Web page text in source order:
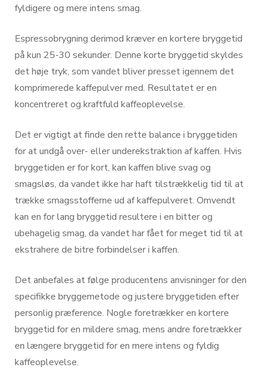
fyldigere og mere intens smag.
Espressobrygning derimod kræver en kortere bryggetid
på kun 25-30 sekunder. Denne korte bryggetid skyldes
det høje tryk, som vandet bliver presset igennem det
komprimerede kaffepulver med. Resultatet er en
koncentreret og kraftfuld kaffeoplevelse.
Det er vigtigt at finde den rette balance i bryggetiden
for at undgå over- eller underekstraktion af kaffen. Hvis
bryggetiden er for kort, kan kaffen blive svag og
smagsløs, da vandet ikke har haft tilstrækkelig tid til at
trække smagsstofferne ud af kaffepulveret. Omvendt
kan en for lang bryggetid resultere i en bitter og
ubehagelig smag, da vandet har fået for meget tid til at
ekstrahere de bitre forbindelser i kaffen.
Det anbefales at følge producentens anvisninger for den
specifikke bryggemetode og justere bryggetiden efter
personlig præference. Nogle foretrækker en kortere
bryggetid for en mildere smag, mens andre foretrækker
en længere bryggetid for en mere intens og fyldig
kaffeoplevelse.